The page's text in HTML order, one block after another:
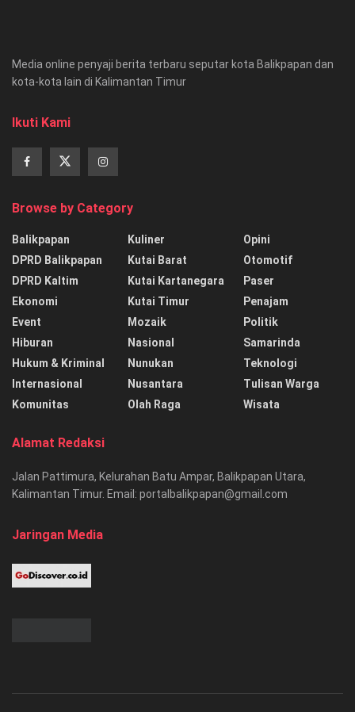
Media online penyaji berita terbaru seputar kota Balikpapan dan
kota-kota lain di Kalimantan Timur
Ikuti Kami
Browse by Category
Balikpapan
DPRD Balikpapan
DPRD Kaltim
Ekonomi
Event
Hiburan
Hukum & Kriminal
Internasional
Komunitas
Kuliner
Kutai Barat
Kutai Kartanegara
Kutai Timur
Mozaik
Nasional
Nunukan
Nusantara
Olah Raga
Opini
Otomotif
Paser
Penajam
Politik
Samarinda
Teknologi
Tulisan Warga
Wisata
Alamat Redaksi
Jalan Pattimura, Kelurahan Batu Ampar, Balikpapan Utara,
Kalimantan Timur. Email: portalbalikpapan@gmail.com
Jaringan Media